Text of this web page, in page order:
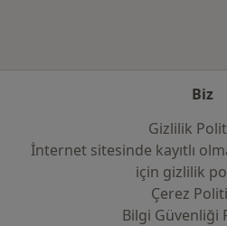
Biz
Gizlilik
İnternet sitesinde kayıtlı
i̇çin gizlilik
Çerez
Bilgi Güvenliği